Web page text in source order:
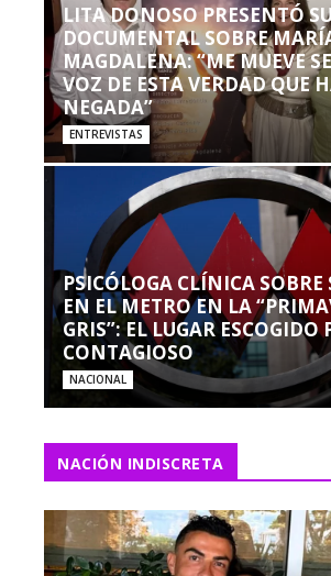
LITA DONOSO PRESENTÓ
DOCUMENTAL SOBRE
MAGDALENA: “ME MUEVE
VOZ DE ESTA VERDAD QUE
NEGADA”
ENTREVISTAS
PSICÓLOGA CLÍNICA
EN EL METRO EN LA
GRIS”: EL LUGAR ESCOGIDO
CONTAGIOSO
NACIONAL
NACIÓN INDISCRETA